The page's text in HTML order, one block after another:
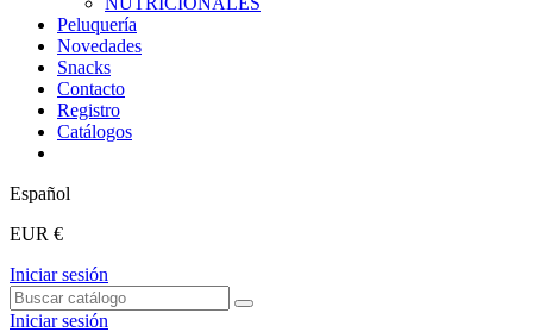
Peluquería
Novedades
Snacks
Contacto
Registro
Catálogos
Español
EUR €
Iniciar sesión
Iniciar sesión